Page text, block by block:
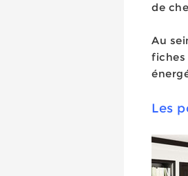
de
Au
fiches
Les